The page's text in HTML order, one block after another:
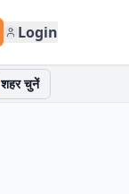
Login
शहर चुनें